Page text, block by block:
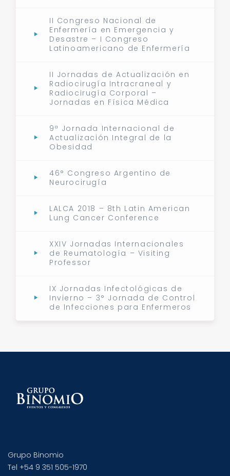
II Congreso Nacional de
Enfermería en Emergencia y
Desastre – I Congreso
Latinoamericano de Enfermería
II Jornadas de Actualización en
Radiocirugía Intracraneal y
Radiocirugía Corporal –
Jornadas en Física Médica
9ª Jornada Internacional de
Actualización Integral de la
Obesidad
46° Congreso Argentino de
Neurocirugía
LALCA 2018 – 8th Latin American
Lung Cancer Conference
XXIV Jornadas Internacionales
de Reumatología – Visiting
Professor
IX Jornadas Infectológicas de
Invierno – 3° Jornada de Control
de Infecciones para Enfermeros
Grupo Binomio
Tel +54 9 351 505-1970